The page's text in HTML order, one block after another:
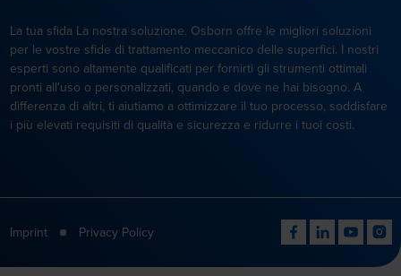
La tua sfida La nostra soluzione. Osborn offre le migliori soluzioni
per le vostre sfide di trattamento meccanico delle superfici. I nostri
esperti sono altamente qualificati per fornirti gli strumenti ottimali
pronti all'uso o personalizzati, quando e dove ne hai bisogno. A
differenza di altri, ti aiutiamo a ottimizzare il tuo processo, soddisfare
i più elevati requisiti di qualità e sicurezza e ridurre i tuoi costi.
Imprint Privacy Policy